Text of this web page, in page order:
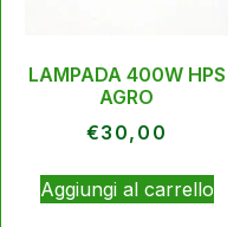
LAMPADA 400W HPS
AGRO
€30,00
Aggiungi al carrello